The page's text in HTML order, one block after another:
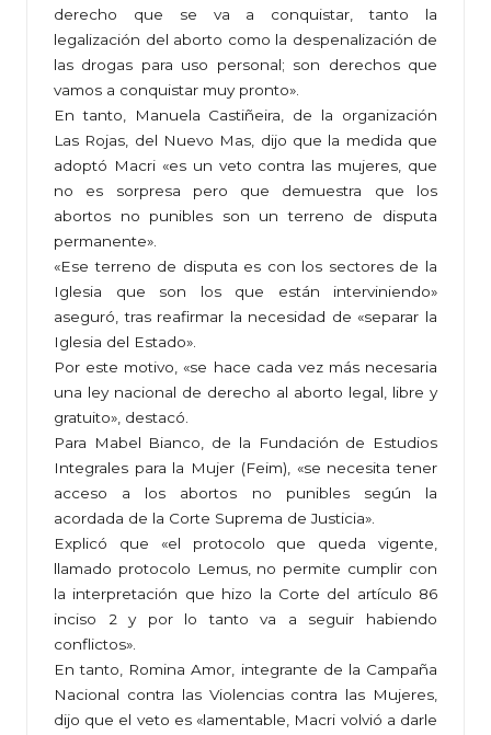
derecho que se va a conquistar, tanto la
legalización del aborto como la despenalización de
las drogas para uso personal; son derechos que
vamos a conquistar muy pronto».
En tanto, Manuela Castiñeira, de la organización
Las Rojas, del Nuevo Mas, dijo que la medida que
adoptó Macri «es un veto contra las mujeres, que
no es sorpresa pero que demuestra que los
abortos no punibles son un terreno de disputa
permanente».
«Ese terreno de disputa es con los sectores de la
Iglesia que son los que están interviniendo»
aseguró, tras reafirmar la necesidad de «separar la
Iglesia del Estado».
Por este motivo, «se hace cada vez más necesaria
una ley nacional de derecho al aborto legal, libre y
gratuito», destacó.
Para Mabel Bianco, de la Fundación de Estudios
Integrales para la Mujer (Feim), «se necesita tener
acceso a los abortos no punibles según la
acordada de la Corte Suprema de Justicia».
Explicó que «el protocolo que queda vigente,
llamado protocolo Lemus, no permite cumplir con
la interpretación que hizo la Corte del artículo 86
inciso 2 y por lo tanto va a seguir habiendo
conflictos».
En tanto, Romina Amor, integrante de la Campaña
Nacional contra las Violencias contra las Mujeres,
dijo que el veto es «lamentable, Macri volvió a darle